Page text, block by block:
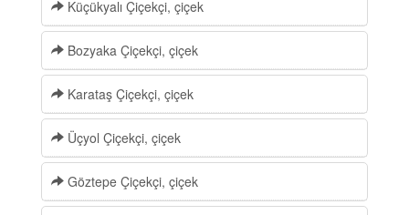
Küçükyalı Çiçekçi, çiçek
Bozyaka Çiçekçi, çiçek
Karataş Çiçekçi, çiçek
Üçyol Çiçekçi, çiçek
Göztepe Çiçekçi, çiçek